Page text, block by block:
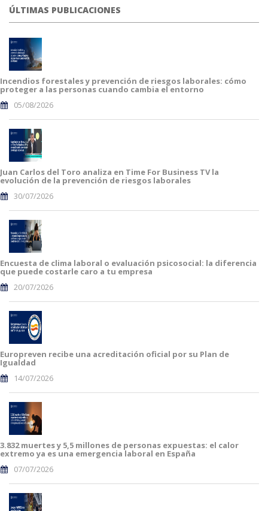
ÚLTIMAS PUBLICACIONES
Incendios forestales y prevención de riesgos laborales: cómo
proteger a las personas cuando cambia el entorno
05/08/2026
Juan Carlos del Toro analiza en Time For Business TV la
evolución de la prevención de riesgos laborales
30/07/2026
Encuesta de clima laboral o evaluación psicosocial: la diferencia
que puede costarle caro a tu empresa
20/07/2026
Europreven recibe una acreditación oficial por su Plan de
Igualdad
14/07/2026
3.832 muertes y 5,5 millones de personas expuestas: el calor
extremo ya es una emergencia laboral en España
07/07/2026